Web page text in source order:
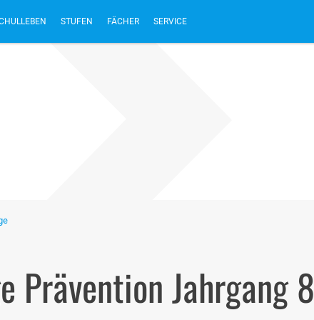
STUFEN FÄCHER SERVICE
Prävention Jahrgang 8